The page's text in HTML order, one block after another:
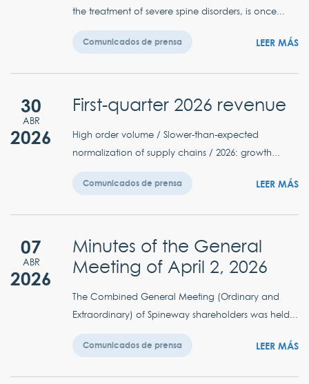
the treatment of severe spine disorders, is once...
Comunicados de prensa LEER MÁS
30
ABR
2026
First-quarter 2026 revenue
High order volume / Slower-than-expected
normalization of supply chains / 2026: growth...
Comunicados de prensa LEER MÁS
07
ABR
2026
Minutes of the General
Meeting of April 2, 2026
The Combined General Meeting (Ordinary and
Extraordinary) of Spineway shareholders was held...
Comunicados de prensa LEER MÁS